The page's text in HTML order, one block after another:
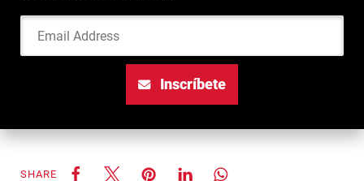
SHARE
Email Address
Inscríbete